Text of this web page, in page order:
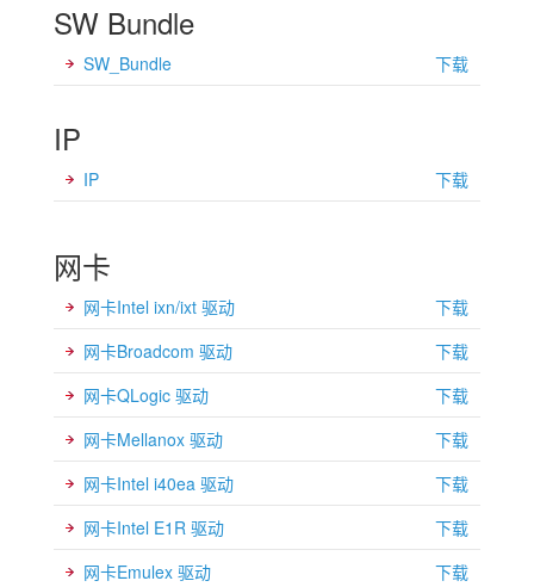
SW Bundle
SW_Bundle 下载
IP
IP 下载
网卡
网卡Intel ixn/ixt 驱动
下载
网卡Broadcom 驱动
下载
网卡QLogic 驱动
下载
网卡Mellanox 驱动
下载
网卡Intel i40ea 驱动
下载
网卡Intel E1R 驱动
下载
网卡Emulex 驱动
下载